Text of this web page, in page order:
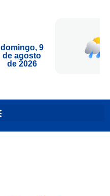
domingo, 9
de agosto
de 2026